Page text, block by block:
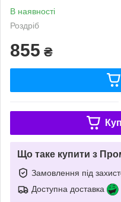
В наявності
Роздріб
855 ₴
Що таке купити з
Замовлення під
Доступна доставка